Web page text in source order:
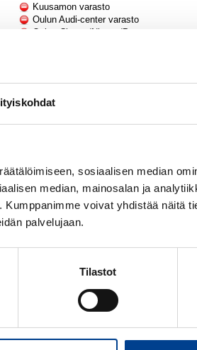
sosiaalisen median
median, mainosalan ja
voivat yhdistää näitä
palvelujaan.
Tilastot
Kuusamon varasto
Oulun Audi-center varasto
Oulun Citroen/Nissan/Peugeot varasto
Rovaniemen Nissan/Peugeot varasto
Rovaniemen Vw/Audi varasto
Rovaniemen Vw/Audi varasto 2
Ylivieskan varasto
kpl